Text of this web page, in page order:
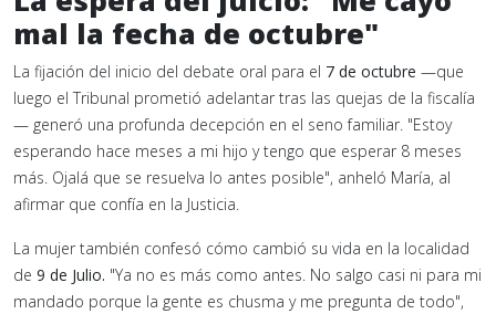
mal la fecha de octubre"
La fijación del inicio del debate oral para el 7 de octubre —que
luego el Tribunal prometió adelantar tras las quejas de la fiscalía
— generó una profunda decepción en el seno familiar. "Estoy
esperando hace meses a mi hijo y tengo que esperar 8 meses
más. Ojalá que se resuelva lo antes posible", anheló María, al
afirmar que confía en la Justicia.
La mujer también confesó cómo cambió su vida en la localidad
de 9 de Julio. "Ya no es más como antes. No salgo casi ni para mi
mandado porque la gente es chusma y me pregunta de todo",